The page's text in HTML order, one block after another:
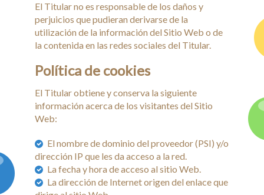
El Titular no es responsable de los daños y
perjuicios que pudieran derivarse de la
utilización de la información del Sitio Web o de
la contenida en las redes sociales del Titular.
Política de cookies
El Titular obtiene y conserva la siguiente
información acerca de los visitantes del Sitio
Web:
El nombre de dominio del proveedor (PSI) y/o
dirección IP que les da acceso a la red.
La fecha y hora de acceso al sitio Web.
La dirección de Internet origen del enlace que